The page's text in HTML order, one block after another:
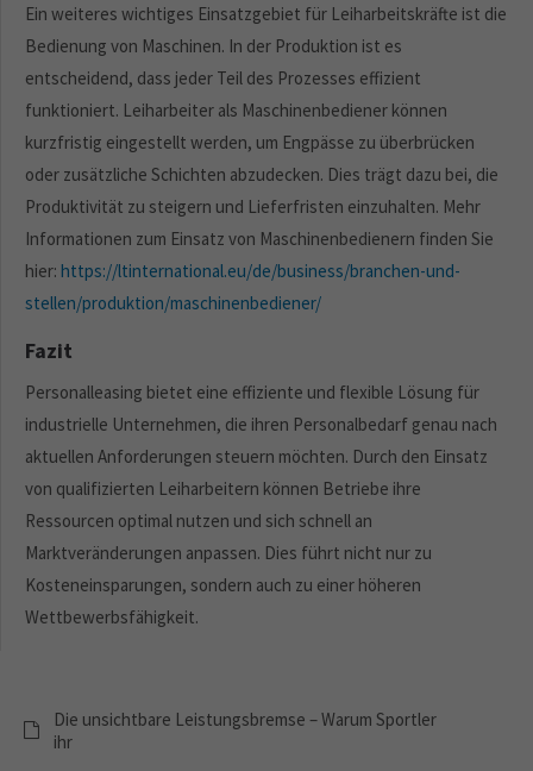
Ein weiteres wichtiges Einsatzgebiet für Leiharbeitskräfte ist die
Bedienung von Maschinen. In der Produktion ist es
entscheidend, dass jeder Teil des Prozesses effizient
funktioniert. Leiharbeiter als Maschinenbediener können
kurzfristig eingestellt werden, um Engpässe zu überbrücken
oder zusätzliche Schichten abzudecken. Dies trägt dazu bei, die
Produktivität zu steigern und Lieferfristen einzuhalten. Mehr
Informationen zum Einsatz von Maschinenbedienern finden Sie
hier: https://ltinternational.eu/de/business/branchen-und-
stellen/produktion/maschinenbediener/
Fazit
Personalleasing bietet eine effiziente und flexible Lösung für
industrielle Unternehmen, die ihren Personalbedarf genau nach
aktuellen Anforderungen steuern möchten. Durch den Einsatz
von qualifizierten Leiharbeitern können Betriebe ihre
Ressourcen optimal nutzen und sich schnell an
Marktveränderungen anpassen. Dies führt nicht nur zu
Kosteneinsparungen, sondern auch zu einer höheren
Wettbewerbsfähigkeit.
Die unsichtbare Leistungsbremse – Warum Sportler
ihr